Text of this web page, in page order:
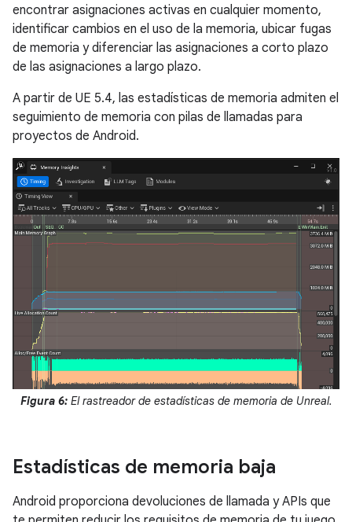
encontrar asignaciones activas en cualquier momento,
identificar cambios en el uso de la memoria, ubicar fugas
de memoria y diferenciar las asignaciones a corto plazo
de las asignaciones a largo plazo.
A partir de UE 5.4, las estadísticas de memoria admiten el
seguimiento de memoria con pilas de llamadas para
proyectos de Android.
Figura 6:El rastreador de estadísticas de memoria de Unreal.
Estadísticas de memoria baja
Android proporciona devoluciones de llamada y APIs que